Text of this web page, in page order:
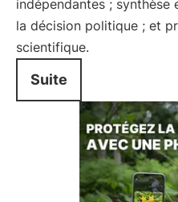
indépendantes ; synthèse
la décision politique ; et
scientifique.
Suite